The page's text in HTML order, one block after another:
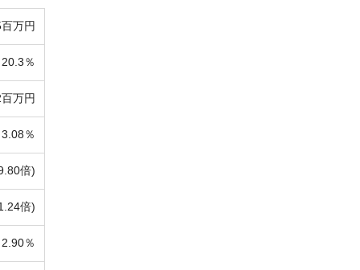
万円
20.3％
万円
3.08％
倍)
倍)
2.90％